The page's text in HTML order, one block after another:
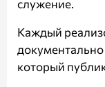
служение.
Каждый
который